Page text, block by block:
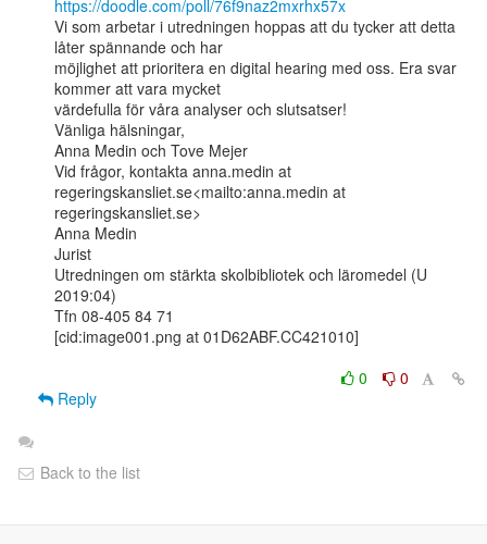
https://doodle.com/poll/76f9naz2mxrhx57x
Vi som arbetar i utredningen hoppas att du tycker att detta
låter spännande och har
möjlighet att prioritera en digital hearing med oss. Era svar
kommer att vara mycket
värdefulla för våra analyser och slutsatser!
Vänliga hälsningar,
Anna Medin och Tove Mejer
Vid frågor, kontakta anna.medin at
regeringskansliet.se<mailto:anna.medin at
regeringskansliet.se>
Anna Medin
Jurist
Utredningen om stärkta skolbibliotek och läromedel (U
2019:04)
Tfn 08-405 84 71
[cid:image001.png at 01D62ABF.CC421010]
0
0
Reply
Back to the list